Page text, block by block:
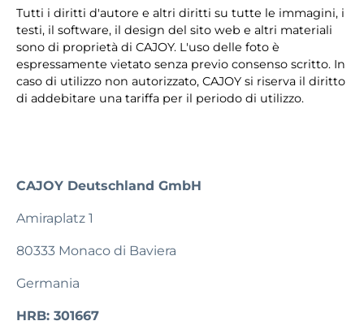
Tutti i diritti d'autore e altri diritti su tutte le immagini, i
testi, il software, il design del sito web e altri materiali
sono di proprietà di CAJOY. L'uso delle foto è
espressamente vietato senza previo consenso scritto. In
caso di utilizzo non autorizzato, CAJOY si riserva il diritto
di addebitare una tariffa per il periodo di utilizzo.
CAJOY Deutschland GmbH
Amiraplatz 1
80333 Monaco di Baviera
Germania
HRB: 301667